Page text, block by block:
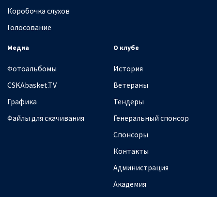
Коробочка слухов
Голосование
Медиа
Фотоальбомы
CSKAbasket.TV
Графика
Файлы для скачивания
О клубе
История
Ветераны
Тендеры
Генеральный спонсор
Спонсоры
Контакты
Администрация
Академия